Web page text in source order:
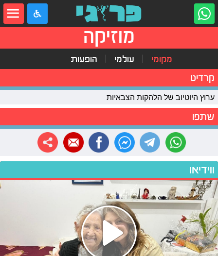
מוזיקה
מקומי עולמי הופעות
קרדיט
ערוץ היוטיוב של הלהקות הצבאיות
שתפו
ווידיאו